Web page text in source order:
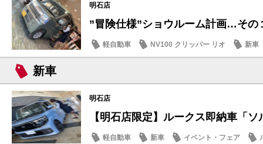
明石店
”冒険仕様”ショウルーム計画…その
軽自動車 NV100 クリッパー リオ 新車
新車
明石店
【明石店限定】ルークス即納車「
軽自動車 新車 イベント・フェア